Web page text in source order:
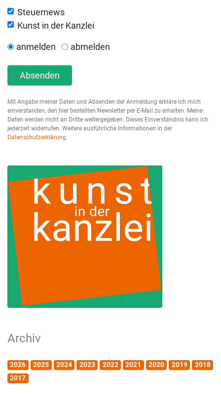
Steuernews
Kunst in der Kanzlei
anmelden abmelden
Absenden
Mit Angabe meiner Daten und Absenden der Anmeldung erkläre ich mich
einverstanden, den hier bestellten Newsletter per E-Mail zu erhalten. Meine
Daten werden nicht an Dritte weitergegeben. Dieses Einverständnis kann ich
jederzeit widerrufen. Weitere ausführliche Informationen in der
Datenschutzerklärung
Archiv
2026 2025 2024 2023 2022 2021 2020 2019
2018
2017